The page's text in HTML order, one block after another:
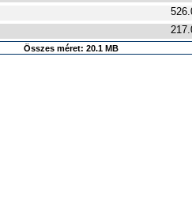
Összes méret: 20.1 MB